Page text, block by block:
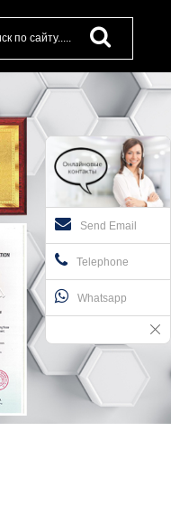
Send Email
Telephone
Whatsapp